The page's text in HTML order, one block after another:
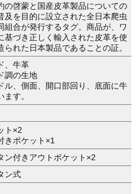
の啓蒙と国産皮革製品についての
及を目的に設立された全日本爬虫
組合が発行するタグ。商品が、ワ
基づき正しく輸入された皮革を使
られた日本製品であることの証。
、牛革
調の生地
ル、側面、開口部回り、底面に牛
す。
ト×2
きポケット×1
ン付きアウトポケット×2
ン式